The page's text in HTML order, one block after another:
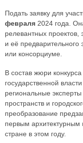
Подать заявку для
февраля 2024 года.
релевантных
и её
или консорциуме.
В состав жюри
государственной
региональные
пространств и
преобразование
первым архитектурным
стране в этом году.